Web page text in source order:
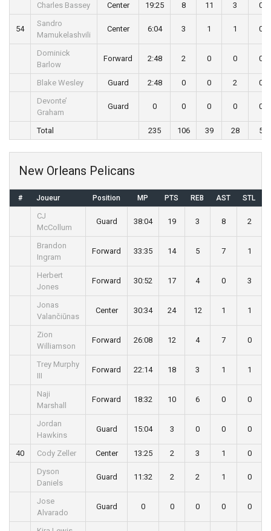
Charles Bassey
Center 19:25 8 11 3 0
54
Sandro
Mamukelashvili
Center 6:04 3 1 1 0
Dominick
Barlow
Forward 2:48 2 0 0 0
Blake Wesley Guard 2:48 0 0 2
0
Devonte’
Graham
Guard 0 0 0 0 0
Total 235 106 39 28 5
New Orleans Pelicans
# Joueur Position MP PTS REB AST STL
CJ
McCollum
Guard 38:04 19 3 8 2
Brandon
Ingram
Forward 33:35 14 5 7 1
Herbert
Jones
Forward 30:52 17 4 0 3
Jonas
Valančiūnas
Center 30:34 24 12 1 1
Zion
Williamson
Forward 26:08 12 4 7 0
Trey Murphy
III
Forward 22:14 18 3 1 1
Naji
Marshall
Forward 18:32 10 6 0 0
Jordan
Hawkins
Guard 15:04 3 0 0 0
40 Cody Zeller Center 13:25 2 3 1
0
Dyson
Daniels
Guard 11:32 2 2 1 0
Jose
Alvarado
Guard 0 0 0 0 0